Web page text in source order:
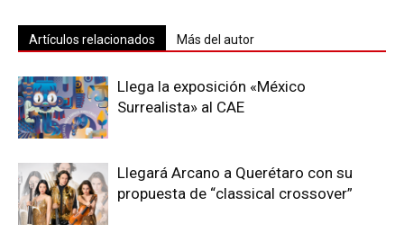
Artículos relacionados Más del autor
Llega la exposición «México
Surrealista» al CAE
Llegará Arcano a Querétaro con su
propuesta de “classical crossover”